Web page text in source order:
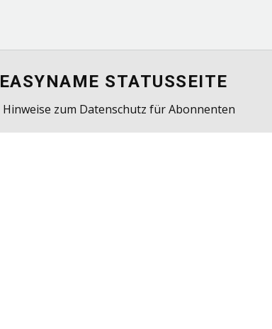
EASYNAME STATUSSEITE
Hinweise zum Datenschutz für Abonnenten